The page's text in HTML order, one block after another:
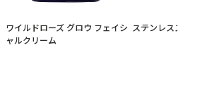
ワイルドローズ グロウ フェイシ
ャルクリーム
ステンレススパチュラ